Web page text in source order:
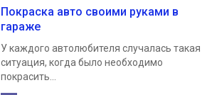
Покраска авто своими руками в
гараже
У каждого автолюбителя случалась такая
ситуация, когда было необходимо
покрасить...